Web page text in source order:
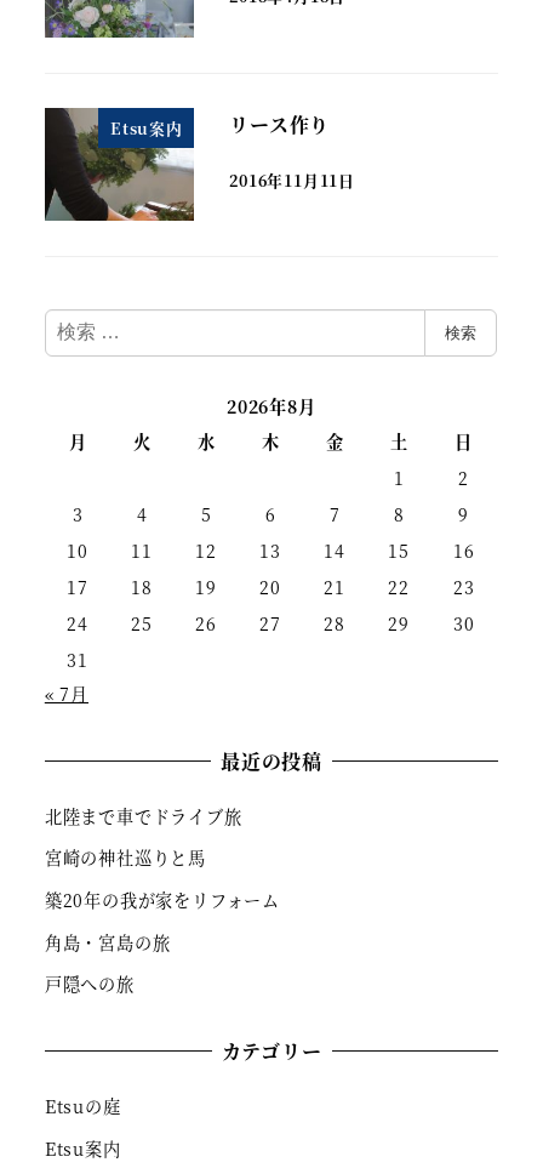
Etsu案内 リース作り
2016年11月11日
検
索
検索
2026年8月
月
火 水 木 金 土
日
1
2
3
4 5 6 7 8
9
10
11 12 13 14 15
16
17
18 19 20 21 22
23
24
25 26 27 28 29
30
31
« 7月
最近の投稿
北陸まで車でドライブ旅
宮崎の神社巡りと馬
築20年の我が家をリフォーム
角島・宮島の旅
戸隠への旅
カテゴリー
Etsuの庭
Etsu案内